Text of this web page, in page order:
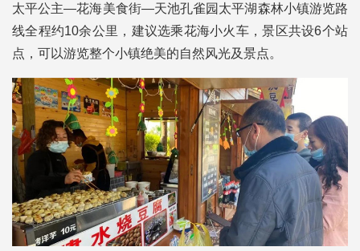
太平公主—花海美食街—天池孔雀园太平湖森林小镇游览路
线全程约10余公里，建议选乘花海小火车，景区共设6个站
点，可以游览整个小镇绝美的自然风光及景点。